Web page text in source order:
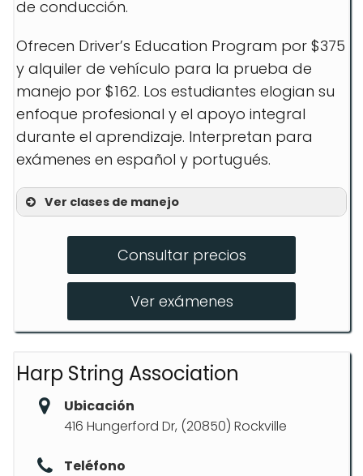
de conducción.
Ofrecen Driver’s Education Program por $375
y alquiler de vehículo para la prueba de
manejo por $162. Los estudiantes elogian su
enfoque profesional y el apoyo integral
durante el aprendizaje. Interpretan para
exámenes en español y portugués.
Ver clases de manejo
Driving Improvement Program
Behind the Wheel Training
Consultar precios
Ver exámenes
Harp String Association
Ubicación
416 Hungerford Dr, (20850) Rockville
Teléfono